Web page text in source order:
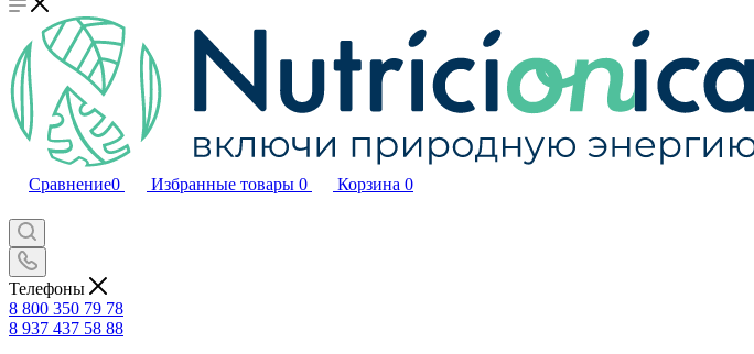
Сравнение0 Избранные товары 0 Корзина 0
Телефоны
8 800 350 79 78
8 937 437 58 88